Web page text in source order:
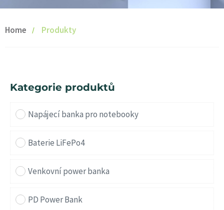
Home Produkty
Kategorie produktů
Napájecí banka pro notebooky
Baterie LiFePo4
Venkovní power banka
PD Power Bank